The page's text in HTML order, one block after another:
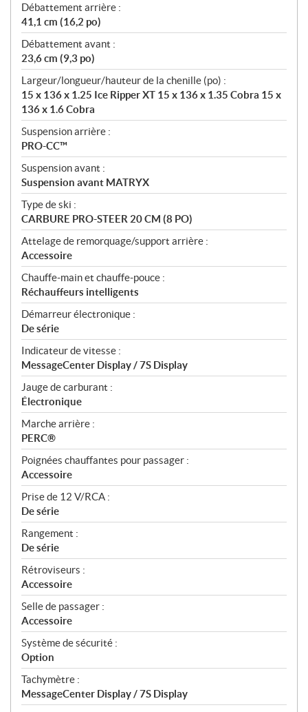
Débattement arrière :
41,1 cm (16,2 po)
Débattement avant :
23,6 cm (9,3 po)
Largeur/longueur/hauteur de la chenille (po) :
15 x 136 x 1.25 Ice Ripper XT 15 x 136 x 1.35 Cobra 15 x
136 x 1.6 Cobra
Suspension arrière :
PRO-CC™
Suspension avant :
Suspension avant MATRYX
Type de ski :
CARBURE PRO-STEER 20 CM (8 PO)
Attelage de remorquage/support arrière :
Accessoire
Chauffe-main et chauffe-pouce :
Réchauffeurs intelligents
Démarreur électronique :
De série
Indicateur de vitesse :
MessageCenter Display / 7S Display
Jauge de carburant :
Électronique
Marche arrière :
PERC®
Poignées chauffantes pour passager :
Accessoire
Prise de 12 V/RCA :
De série
Rangement :
De série
Rétroviseurs :
Accessoire
Selle de passager :
Accessoire
Système de sécurité :
Option
Tachymètre :
MessageCenter Display / 7S Display